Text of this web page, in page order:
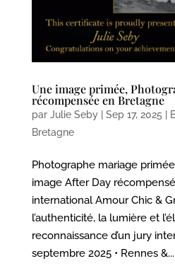
Une image primée,
récompensée en Bretagne
par Julie Seby| Sep 17, 2025
Bretagne
Photographe mariage
image After Day
international Amour Chic &
l’authenticité, la lumière et
reconnaissance d’un jury
septembre 2025 • Rennes &...